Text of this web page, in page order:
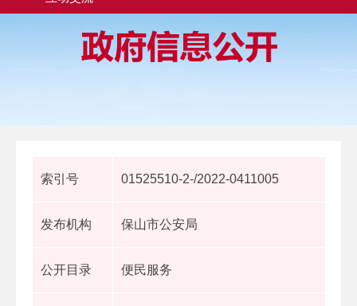
索引号 01525510-2-/2022-0411005
发布机构 保山市公安局
公开目录 便民服务